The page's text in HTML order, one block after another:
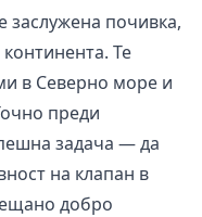
заслужена почивка,
Те
в Северно море и
преди
задача — да
на клапан в
добро